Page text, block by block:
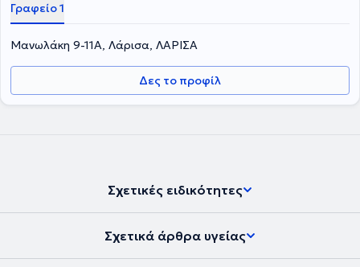
Γραφείο 1
Μανωλάκη 9-11Α, Λάρισα, ΛΑΡΙΣΑ
Δες το προφίλ
Σχετικές ειδικότητες
Σχετικά άρθρα υγείας